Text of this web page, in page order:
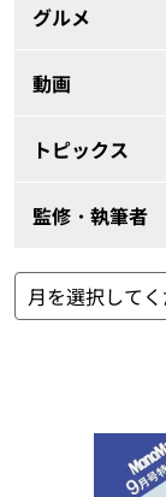
グルメ
動画
トピックス
監修・執筆者